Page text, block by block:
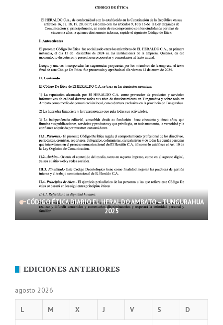
CÓDIGO ÉTICA DIARIO EL HERALDO AMBATO – TUNGURAHUA
2025
EDICIONES ANTERIORES
agosto 2026
L M X J V S D